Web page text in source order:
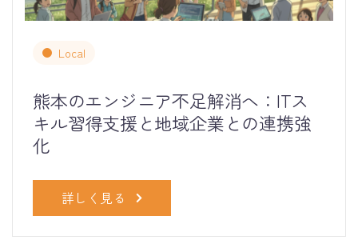
Local
熊本のエンジニア不足解消へ：ITス
キル習得支援と地域企業との連携強
化
詳しく見る